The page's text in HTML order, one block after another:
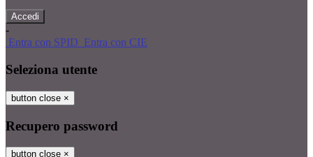
-
Entra con SPID Entra con CIE
Seleziona utente
button close ×
Recupero password
button close ×